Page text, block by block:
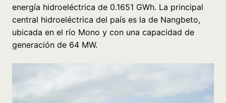
energía hidroeléctrica de 0.1651 GWh. La principal
central hidroeléctrica del país es la de Nangbeto,
ubicada en el río Mono y con una capacidad de
generación de 64 MW.